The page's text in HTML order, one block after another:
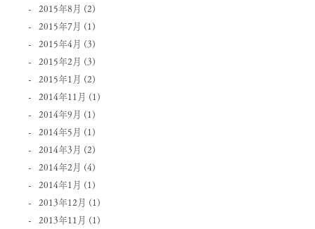
2015年8月 (2)
2015年7月 (1)
2015年4月 (3)
2015年2月 (3)
2015年1月 (2)
2014年11月 (1)
2014年9月 (1)
2014年5月 (1)
2014年3月 (2)
2014年2月 (4)
2014年1月 (1)
2013年12月 (1)
2013年11月 (1)